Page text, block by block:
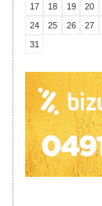
17
18 19 20
24
25 26 27
31